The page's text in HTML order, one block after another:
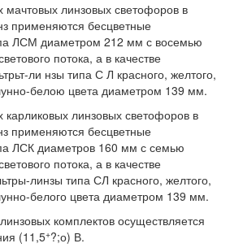
мачтовых линзовых светофоров в
применяются бесцветные
ЛСМ диаметром 212 мм с восемью
потока, а в качестве
ли нзы типа С Л красного, желтого,
белою цвета диаметром 139 мм.
карликовых линзовых светофоров в
применяются бесцветные
ЛСК диаметров 160 мм с семью
потока, а в качестве
линзы типа СЛ красного, желтого,
белого цвета диаметром 139 мм.
комплектов осуществляется
(11,5+?;о) В.